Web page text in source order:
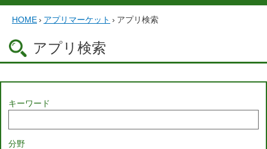
HOME› アプリマーケット › アプリ検索
アプリ検索
キーワード
分野